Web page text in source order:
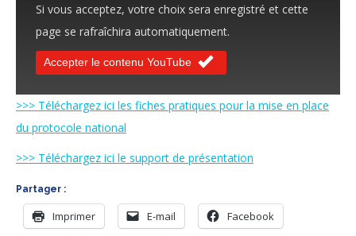
Si vous acceptez, votre choix sera enregistré et cette
page se rafraîchira automatiquement.
Accepter le contenu YouTube
>>> Téléchargez ici les fiches pratiques pour la mise en place
du protocole national
>>> Téléchargez ici le support de présentation
Partager :
Imprimer E-mail Facebook